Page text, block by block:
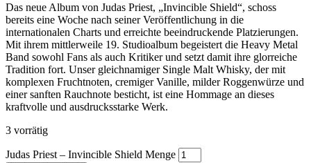
Das neue Album von Judas Priest, „Invincible Shield“, schoss
bereits eine Woche nach seiner Veröffentlichung in die
internationalen Charts und erreichte beeindruckende Platzierungen.
Mit ihrem mittlerweile 19. Studioalbum begeistert die Heavy Metal
Band sowohl Fans als auch Kritiker und setzt damit ihre glorreiche
Tradition fort. Unser gleichnamiger Single Malt Whisky, der mit
komplexen Fruchtnoten, cremiger Vanille, milder Roggenwürze und
einer sanften Rauchnote besticht, ist eine Hommage an dieses
kraftvolle und ausdrucksstarke Werk.
3 vorrätig
Judas Priest – Invincible Shield Menge